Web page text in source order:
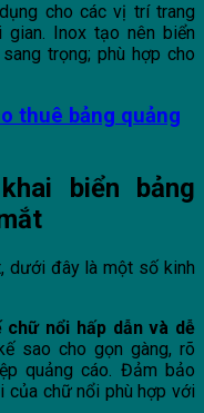
cho các vị trí trang
Inox tạo nên biển
trọng; phù hợp cho
thuê bảng quảng
biển bảng
dưới đây là một số kinh
chữ nổi hấp dẫn và dễ
sao cho gọn gàng, rõ
quảng cáo. Đảm bảo
của chữ nổi phù hợp với